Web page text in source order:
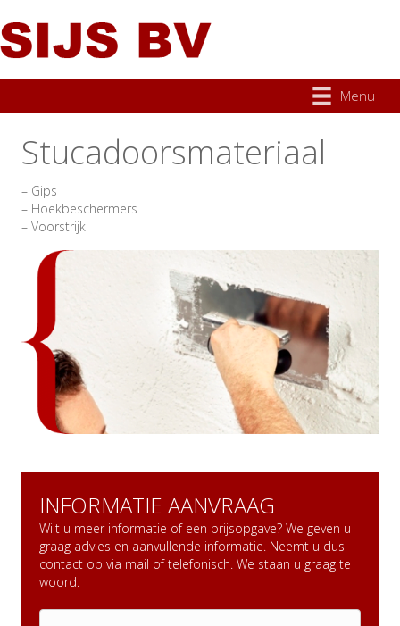
Menu
Stucadoorsmateriaal
– Gips
– Hoekbeschermers
– Voorstrijk
INFORMATIE AANVRAAG
Wilt u meer informatie of een prijsopgave? We geven u
graag advies en aanvullende informatie. Neemt u dus
contact op via mail of telefonisch. We staan u graag te
woord.